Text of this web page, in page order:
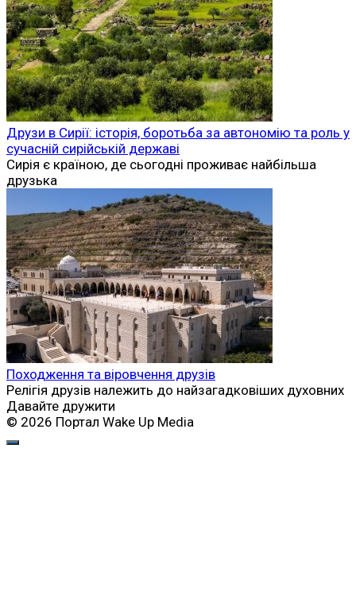
Друзи в Сирії: історія, боротьба за автономію та роль у
сучасній сирійській державі
Сирія є країною, де сьогодні проживає найбільша
друзька
Походження та віровчення друзів
Релігія друзів належить до найзагадковіших духовних
Давайте дружити
© 2026 Портал Wake Up Media